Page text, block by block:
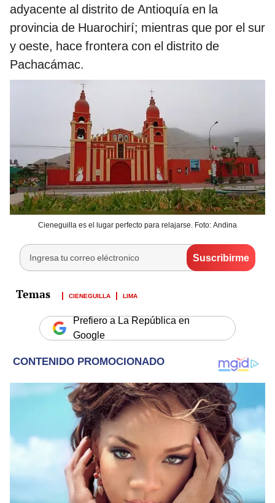
adyacente al distrito de Antioquía en la
provincia de Huarochirí; mientras que por el sur
y oeste, hace frontera con el distrito de
Pachacámac.
Cieneguilla es el lugar perfecto para relajarse. Foto: Andina
CIENEGUILLA LIMA
Prefiero a La República en
Google